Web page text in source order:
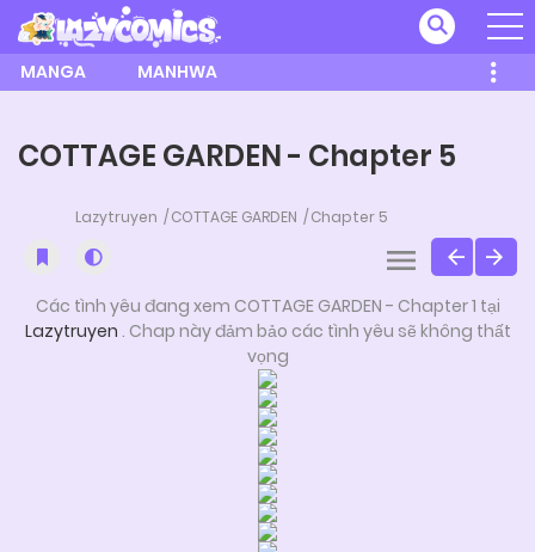
MANGA MANHWA
COTTAGE GARDEN - Chapter 5
Lazytruyen COTTAGE GARDEN Chapter 5
Các tình yêu đang xem COTTAGE GARDEN - Chapter 1 tại
Lazytruyen . Chap này đảm bảo các tình yêu sẽ không thất
vọng